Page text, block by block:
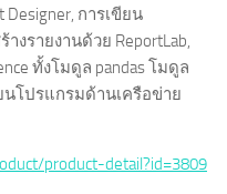
Designer, การเขียน
งรายงานด้วย ReportLab,
ทั้งโมดูล pandas โมดูล
นโปรแกรมด้านเครือข่าย
product-detail?id=3809